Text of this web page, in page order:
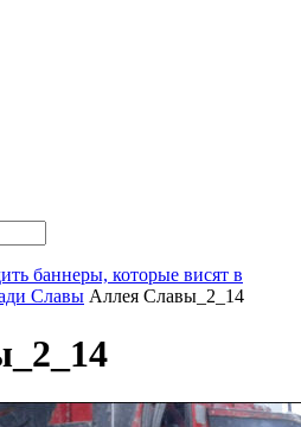
баннеры, которые висят в
Славы Аллея Славы_2_14